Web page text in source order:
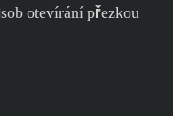
otevírání přezkou